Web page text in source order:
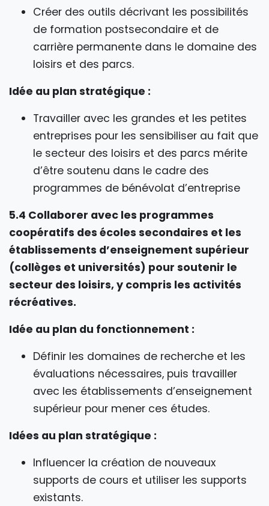
Créer des outils décrivant les possibilités
de formation postsecondaire et de
carrière permanente dans le domaine des
loisirs et des parcs.
Idée au plan stratégique :
Travailler avec les grandes et les petites
entreprises pour les sensibiliser au fait que
le secteur des loisirs et des parcs mérite
d’être soutenu dans le cadre des
programmes de bénévolat d’entreprise
5.4 Collaborer avec les programmes
coopératifs des écoles secondaires et les
établissements d’enseignement supérieur
(collèges et universités) pour soutenir le
secteur des loisirs, y compris les activités
récréatives.
Idée au plan du fonctionnement :
Définir les domaines de recherche et les
évaluations nécessaires, puis travailler
avec les établissements d’enseignement
supérieur pour mener ces études.
Idées au plan stratégique :
Influencer la création de nouveaux
supports de cours et utiliser les supports
existants.